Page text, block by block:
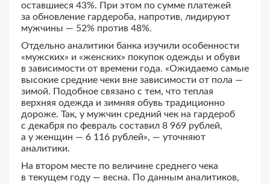
оставшиеся 43%. При этом по сумме платежей
за обновление гардероба, напротив, лидируют
мужчины — 52% против 48%.
Отдельно аналитики банка изучили особенности
«мужских» и «женских» покупок одежды и обуви
в зависимости от времени года. «Ожидаемо самые
высокие средние чеки вне зависимости от пола —
зимой. Подобное связано с тем, что теплая
верхняя одежда и зимняя обувь традиционно
дороже. Так, у мужчин средний чек на гардероб
с декабря по февраль составил 8 969 рублей,
а у женщин — 6 116 рублей», — уточняют
аналитики.
На втором месте по величине среднего чека
в текущем году — весна. По данным аналитиков,